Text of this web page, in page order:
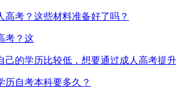
考？这
己的学历比较低，想要通过成人高考提